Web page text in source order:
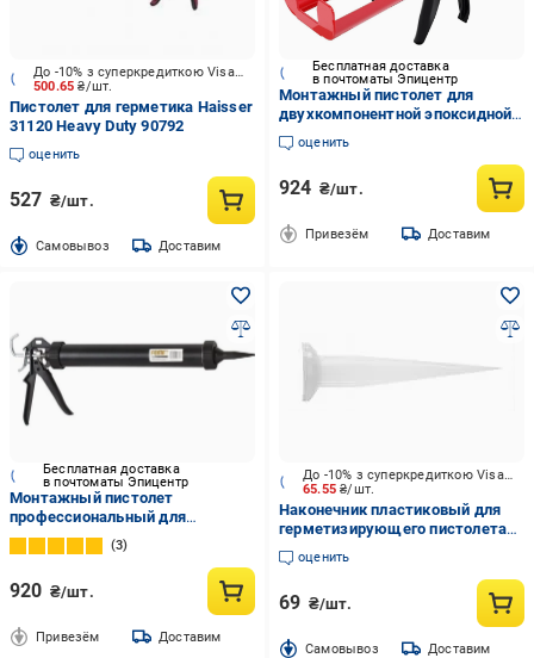
500.65₴/шт.
До -10% з суперкредиткою Visa Вигода
Пистолет для герметика Haisser
31120 Heavy Duty 90792
оценить
527 ₴/шт.
Cамовывоз Доставим
Бесплатная доставка
в почтоматы Эпицентр
Монтажный пистолет для
двухкомпонентной эпоксидной
затирки Willda металлический
(999467134)
оценить
924 ₴/шт.
Привезём Доставим
Бесплатная доставка
в почтоматы Эпицентр
Монтажный пистолет
профессиональный для
герметиков в колбасах Fome
Flex Profi (01-2-1-007)
3
920 ₴/шт.
Привезём Доставим
65.55₴/шт.
До -10% з суперкредиткою Visa Вигода
Наконечник пластиковый для
герметизирующего пистолета
2050-169999 Hardy
оценить
69 ₴/шт.
Cамовывоз Доставим